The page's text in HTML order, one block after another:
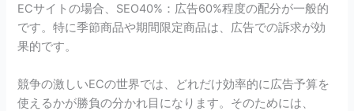
ECサイトの場合、SEO40%：広告60%程度の配分が一般的
です。特に季節商品や期間限定商品は、広告での訴求が効
果的です。
競争の激しいECの世界では、どれだけ効率的に広告予算を
使えるかが勝負の分かれ目になります。そのためには、